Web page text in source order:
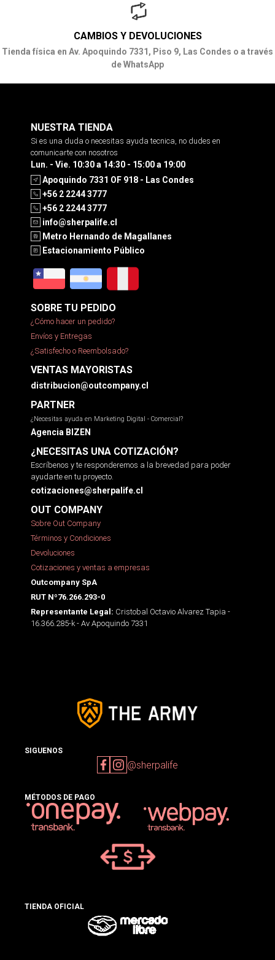
CAMBIOS Y DEVOLUCIONES
Tienda física en Av. Apoquindo 7331, Piso 9, Las Condes o a través
de WhatsApp
NUESTRA TIENDA
Si es una duda o necesitas ayuda tecnica, no dudes en
comunicarte con nosotros
Lun. - Vie. 10:30 a 14:30 - 15:00 a 19:00
Apoquindo 7331 OF 918 - Las Condes
+56 2 2244 3777
+56 2 2244 3777
info@sherpalife.cl
Metro Hernando de Magallanes
Estacionamiento Público
SOBRE TU PEDIDO
¿Cómo hacer un pedido?
Envíos y Entregas
¿Satisfecho o Reembolsado?
VENTAS MAYORISTAS
distribucion@outcompany.cl
PARTNER
¿Necesitas ayuda en Marketing Digital - Comercial?
Agencia BIZEN
¿NECESITAS UNA COTIZACIÓN?
Escríbenos y te responderemos a la brevedad para poder
ayudarte en tu proyecto.
cotizaciones@sherpalife.cl
OUT COMPANY
Sobre Out Company
Términos y Condiciones
Devoluciones
Cotizaciones y ventas a empresas
Outcompany SpA
RUT Nº76.266.293-0
Representante Legal: Cristobal Octavio Alvarez Tapia -
16.366.285-k - Av Apoquindo 7331
SIGUENOS
@sherpalife
MÉTODOS DE PAGO
TIENDA OFICIAL